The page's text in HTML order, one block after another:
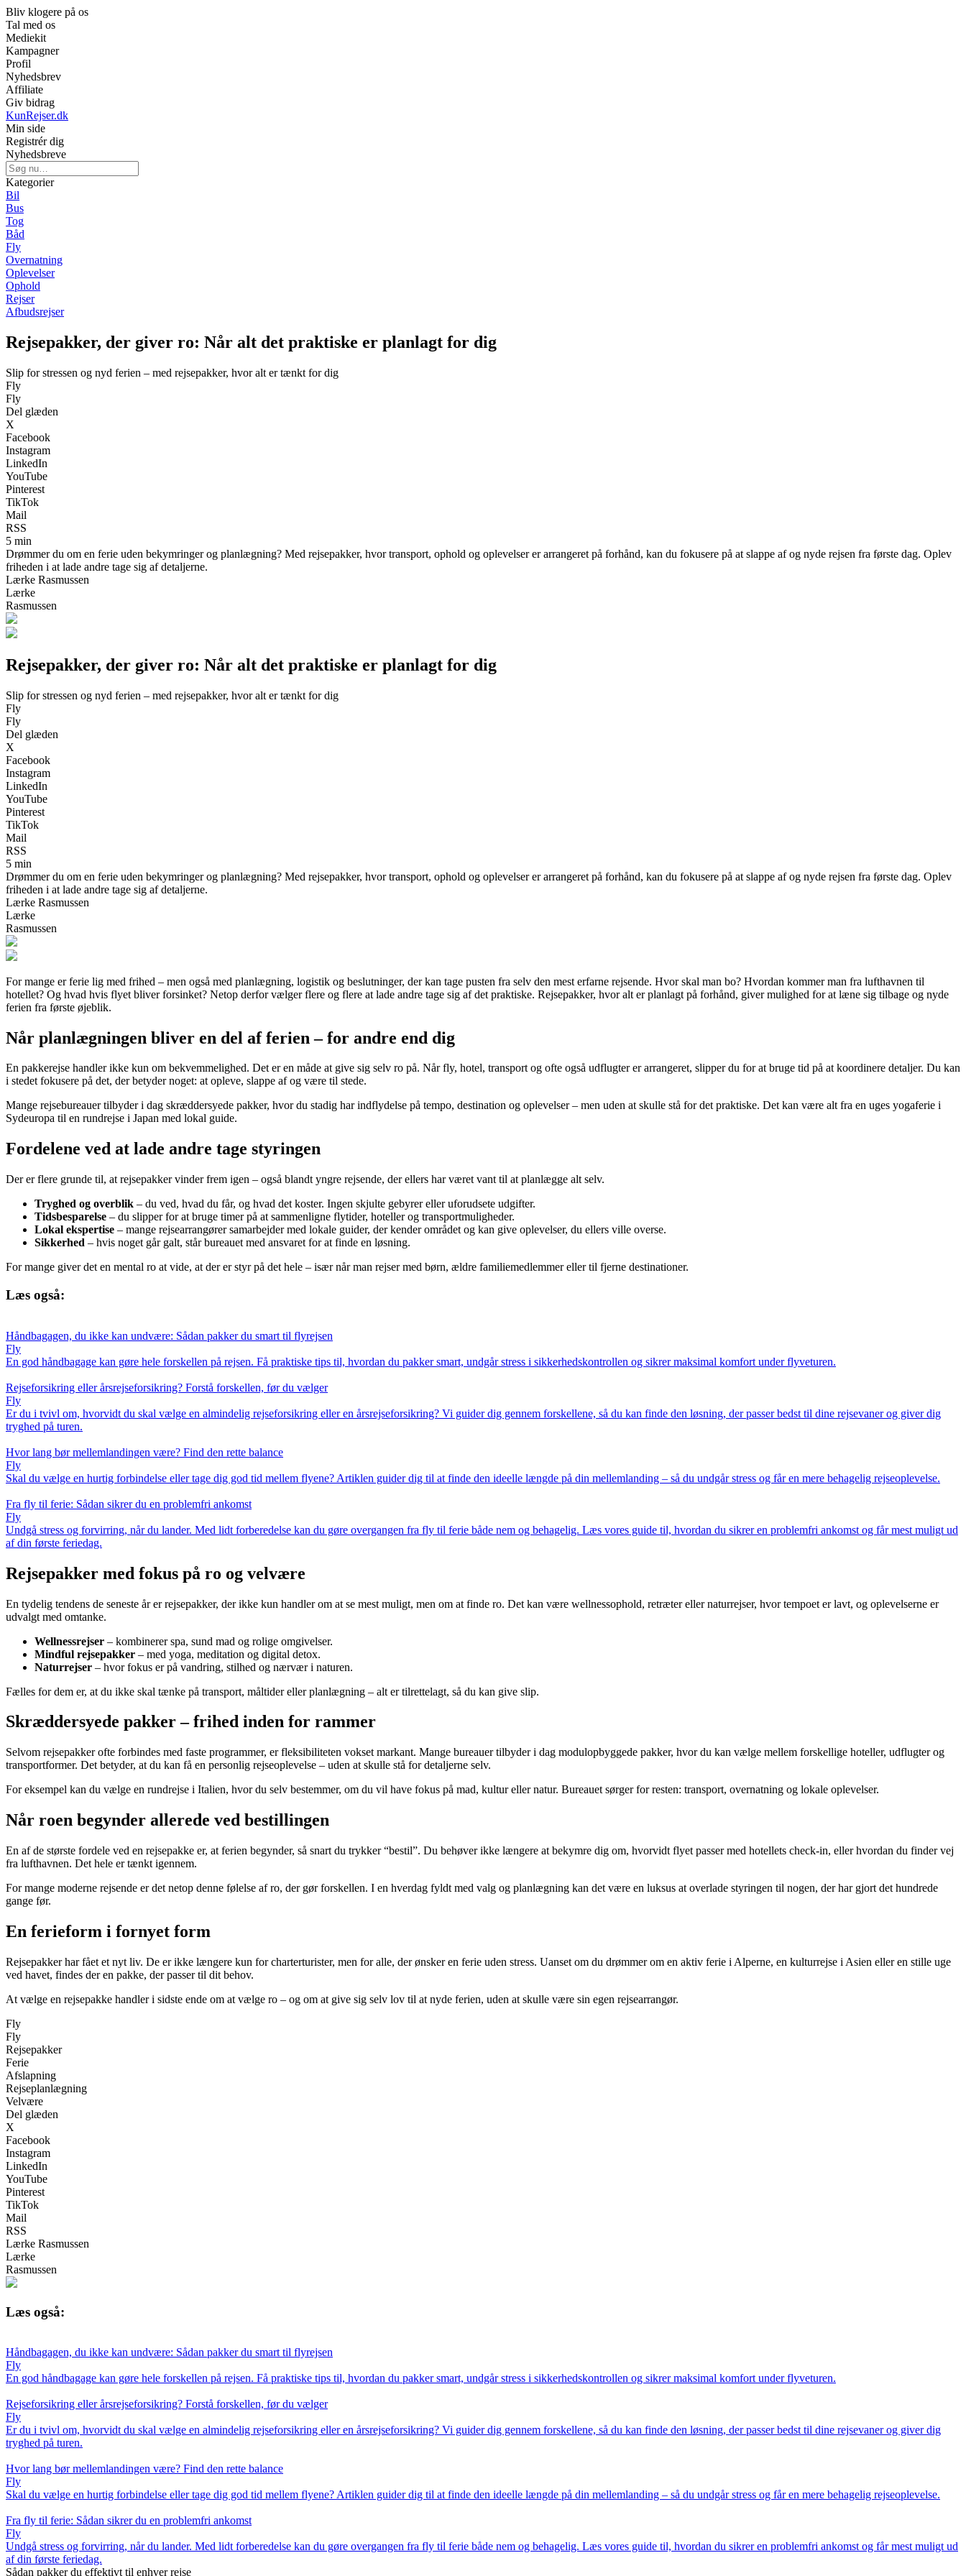
Bliv klogere på os
Tal med os
Mediekit
Kampagner
Profil
Nyhedsbrev
Affiliate
Giv bidrag
KunRejser.dk
Min side
Registrér dig
Nyhedsbreve
Kategorier
Bil
Bus
Tog
Båd
Fly
Overnatning
Oplevelser
Ophold
Rejser
Afbudsrejser
Rejsepakker, der giver ro: Når alt det praktiske er planlagt for dig
Slip for stressen og nyd ferien – med rejsepakker, hvor alt er tænkt for dig
Fly
Fly
Del glæden
X
Facebook
Instagram
LinkedIn
YouTube
Pinterest
TikTok
Mail
RSS
5 min
Drømmer du om en ferie uden bekymringer og planlægning? Med rejsepakker, hvor transport, ophold og oplevelser er arrangeret på forhånd, kan du fokusere på at slappe af og nyde rejsen fra første dag. Oplev
friheden i at lade andre tage sig af detaljerne.
Lærke Rasmussen
Lærke
Rasmussen
Rejsepakker, der giver ro: Når alt det praktiske er planlagt for dig
Slip for stressen og nyd ferien – med rejsepakker, hvor alt er tænkt for dig
Fly
Fly
Del glæden
X
Facebook
Instagram
LinkedIn
YouTube
Pinterest
TikTok
Mail
RSS
5 min
Drømmer du om en ferie uden bekymringer og planlægning? Med rejsepakker, hvor transport, ophold og oplevelser er arrangeret på forhånd, kan du fokusere på at slappe af og nyde rejsen fra første dag. Oplev
friheden i at lade andre tage sig af detaljerne.
Lærke Rasmussen
Lærke
Rasmussen
For mange er ferie lig med frihed – men også med planlægning, logistik og beslutninger, der kan tage pusten fra selv den mest erfarne rejsende. Hvor skal man bo? Hvordan kommer man fra lufthavnen til
hotellet? Og hvad hvis flyet bliver forsinket? Netop derfor vælger flere og flere at lade andre tage sig af det praktiske. Rejsepakker, hvor alt er planlagt på forhånd, giver mulighed for at læne sig tilbage og nyde
ferien fra første øjeblik.
Når planlægningen bliver en del af ferien – for andre end dig
En pakkerejse handler ikke kun om bekvemmelighed. Det er en måde at give sig selv ro på. Når fly, hotel, transport og ofte også udflugter er arrangeret, slipper du for at bruge tid på at koordinere detaljer. Du kan
i stedet fokusere på det, der betyder noget: at opleve, slappe af og være til stede.
Mange rejsebureauer tilbyder i dag skræddersyede pakker, hvor du stadig har indflydelse på tempo, destination og oplevelser – men uden at skulle stå for det praktiske. Det kan være alt fra en uges yogaferie i
Sydeuropa til en rundrejse i Japan med lokal guide.
Fordelene ved at lade andre tage styringen
Der er flere grunde til, at rejsepakker vinder frem igen – også blandt yngre rejsende, der ellers har været vant til at planlægge alt selv.
Tryghed og overblik – du ved, hvad du får, og hvad det koster. Ingen skjulte gebyrer eller uforudsete udgifter.
Tidsbesparelse – du slipper for at bruge timer på at sammenligne flytider, hoteller og transportmuligheder.
Lokal ekspertise – mange rejsearrangører samarbejder med lokale guider, der kender området og kan give oplevelser, du ellers ville overse.
Sikkerhed – hvis noget går galt, står bureauet med ansvaret for at finde en løsning.
For mange giver det en mental ro at vide, at der er styr på det hele – især når man rejser med børn, ældre familiemedlemmer eller til fjerne destinationer.
Læs også:
Håndbagagen, du ikke kan undvære: Sådan pakker du smart til flyrejsen
Fly
En god håndbagage kan gøre hele forskellen på rejsen. Få praktiske tips til, hvordan du pakker smart, undgår stress i sikkerhedskontrollen og sikrer maksimal komfort under flyveturen.
Rejseforsikring eller årsrejseforsikring? Forstå forskellen, før du vælger
Fly
Er du i tvivl om, hvorvidt du skal vælge en almindelig rejseforsikring eller en årsrejseforsikring? Vi guider dig gennem forskellene, så du kan finde den løsning, der passer bedst til dine rejsevaner og giver dig
tryghed på turen.
Hvor lang bør mellemlandingen være? Find den rette balance
Fly
Skal du vælge en hurtig forbindelse eller tage dig god tid mellem flyene? Artiklen guider dig til at finde den ideelle længde på din mellemlanding – så du undgår stress og får en mere behagelig rejseoplevelse.
Fra fly til ferie: Sådan sikrer du en problemfri ankomst
Fly
Undgå stress og forvirring, når du lander. Med lidt forberedelse kan du gøre overgangen fra fly til ferie både nem og behagelig. Læs vores guide til, hvordan du sikrer en problemfri ankomst og får mest muligt ud
af din første feriedag.
Rejsepakker med fokus på ro og velvære
En tydelig tendens de seneste år er rejsepakker, der ikke kun handler om at se mest muligt, men om at finde ro. Det kan være wellnessophold, retræter eller naturrejser, hvor tempoet er lavt, og oplevelserne er
udvalgt med omtanke.
Wellnessrejser – kombinerer spa, sund mad og rolige omgivelser.
Mindful rejsepakker – med yoga, meditation og digital detox.
Naturrejser – hvor fokus er på vandring, stilhed og nærvær i naturen.
Fælles for dem er, at du ikke skal tænke på transport, måltider eller planlægning – alt er tilrettelagt, så du kan give slip.
Skræddersyede pakker – frihed inden for rammer
Selvom rejsepakker ofte forbindes med faste programmer, er fleksibiliteten vokset markant. Mange bureauer tilbyder i dag modulopbyggede pakker, hvor du kan vælge mellem forskellige hoteller, udflugter og
transportformer. Det betyder, at du kan få en personlig rejseoplevelse – uden at skulle stå for detaljerne selv.
For eksempel kan du vælge en rundrejse i Italien, hvor du selv bestemmer, om du vil have fokus på mad, kultur eller natur. Bureauet sørger for resten: transport, overnatning og lokale oplevelser.
Når roen begynder allerede ved bestillingen
En af de største fordele ved en rejsepakke er, at ferien begynder, så snart du trykker “bestil”. Du behøver ikke længere at bekymre dig om, hvorvidt flyet passer med hotellets check-in, eller hvordan du finder vej
fra lufthavnen. Det hele er tænkt igennem.
For mange moderne rejsende er det netop denne følelse af ro, der gør forskellen. I en hverdag fyldt med valg og planlægning kan det være en luksus at overlade styringen til nogen, der har gjort det hundrede
gange før.
En ferieform i fornyet form
Rejsepakker har fået et nyt liv. De er ikke længere kun for charterturister, men for alle, der ønsker en ferie uden stress. Uanset om du drømmer om en aktiv ferie i Alperne, en kulturrejse i Asien eller en stille uge
ved havet, findes der en pakke, der passer til dit behov.
At vælge en rejsepakke handler i sidste ende om at vælge ro – og om at give sig selv lov til at nyde ferien, uden at skulle være sin egen rejsearrangør.
Fly
Fly
Rejsepakker
Ferie
Afslapning
Rejseplanlægning
Velvære
Del glæden
X
Facebook
Instagram
LinkedIn
YouTube
Pinterest
TikTok
Mail
RSS
Lærke Rasmussen
Lærke
Rasmussen
Læs også:
Håndbagagen, du ikke kan undvære: Sådan pakker du smart til flyrejsen
Fly
En god håndbagage kan gøre hele forskellen på rejsen. Få praktiske tips til, hvordan du pakker smart, undgår stress i sikkerhedskontrollen og sikrer maksimal komfort under flyveturen.
Rejseforsikring eller årsrejseforsikring? Forstå forskellen, før du vælger
Fly
Er du i tvivl om, hvorvidt du skal vælge en almindelig rejseforsikring eller en årsrejseforsikring? Vi guider dig gennem forskellene, så du kan finde den løsning, der passer bedst til dine rejsevaner og giver dig
tryghed på turen.
Hvor lang bør mellemlandingen være? Find den rette balance
Fly
Skal du vælge en hurtig forbindelse eller tage dig god tid mellem flyene? Artiklen guider dig til at finde den ideelle længde på din mellemlanding – så du undgår stress og får en mere behagelig rejseoplevelse.
Fra fly til ferie: Sådan sikrer du en problemfri ankomst
Fly
Undgå stress og forvirring, når du lander. Med lidt forberedelse kan du gøre overgangen fra fly til ferie både nem og behagelig. Læs vores guide til, hvordan du sikrer en problemfri ankomst og får mest muligt ud
af din første feriedag.
Sådan pakker du effektivt til enhver rejse